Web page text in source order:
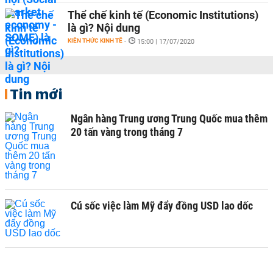
Thể chế kinh tế (Economic Institutions)
là gì? Nội dung
KIẾN THỨC KINH TẾ - 15:00 | 17/07/2020
Tin mới
Ngân hàng Trung ương Trung Quốc mua thêm
20 tấn vàng trong tháng 7
Cú sốc việc làm Mỹ đẩy đồng USD lao dốc